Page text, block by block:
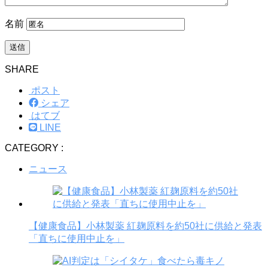
名前
SHARE
ポスト
シェア
はてブ
LINE
CATEGORY :
ニュース
【健康食品】小林製薬 紅麹原料を約50社に供給と発表
「直ちに使用中止を」